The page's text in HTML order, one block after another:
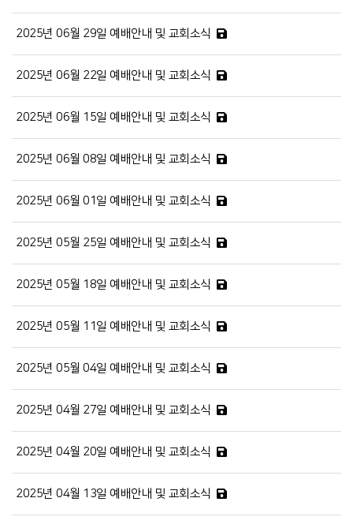
2025년 06월 29일 예배안내 및 교회소식
2025년 06월 22일 예배안내 및 교회소식
2025년 06월 15일 예배안내 및 교회소식
2025년 06월 08일 예배안내 및 교회소식
2025년 06월 01일 예배안내 및 교회소식
2025년 05월 25일 예배안내 및 교회소식
2025년 05월 18일 예배안내 및 교회소식
2025년 05월 11일 예배안내 및 교회소식
2025년 05월 04일 예배안내 및 교회소식
2025년 04월 27일 예배안내 및 교회소식
2025년 04월 20일 예배안내 및 교회소식
2025년 04월 13일 예배안내 및 교회소식